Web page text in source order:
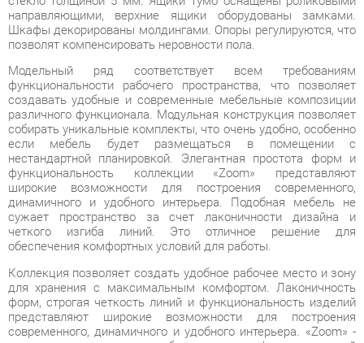
Модельный ряд соответствует всем требованиям
функциональности рабочего пространства, что позволяет
создавать удобные и современные мебельные композиции
различного функционала. Модульная конструкция позволяет
собирать уникальные комплекты, что очень удобно, особенно
если мебель будет размещаться в помещении с
нестандартной планировкой. Элегантная простота форм и
функциональность коллекции «Zoom» представляют
широкие возможности для построения современного,
динамичного и удобного интерьера. Подобная мебель не
сужает пространство за счет лаконичности дизайна и
четкого изгиба линий. Это отличное решение для
обеспечения комфортных условий для работы.
Коллекция позволяет создать удобное рабочее место и зону
для хранения с максимальным комфортом. Лаконичность
форм, строгая четкость линий и функциональность изделий
представляют широкие возможности для построения
это отличное решение для обеспечения комфортных условий
для работы, а также современное и качественное оснащение
для офиса в формате «open-space», переговорной зоны и
отдельного кабинета, позволяющее оптимизировать
пространство без ущерба для функциональности и удобства.